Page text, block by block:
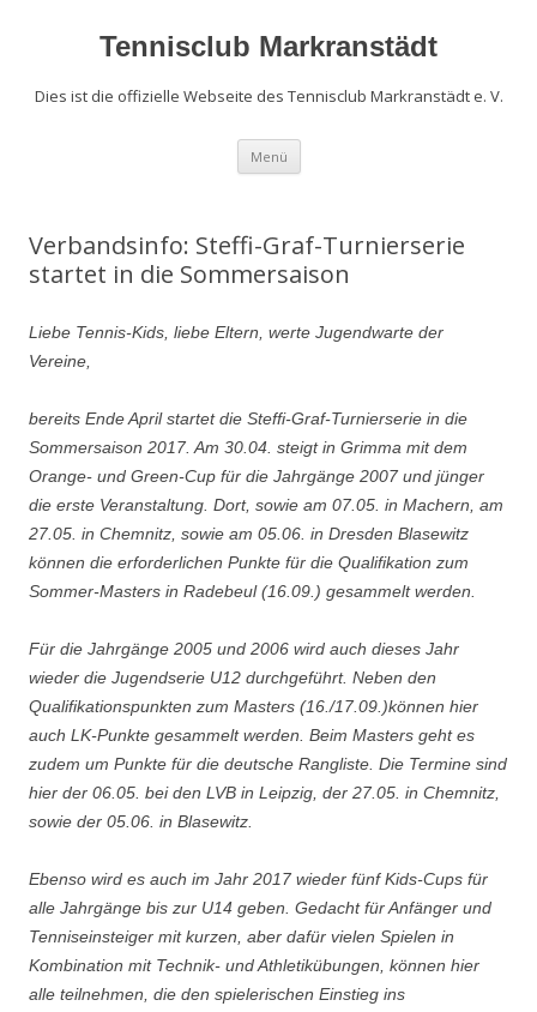
Tennisclub Markranstädt
Dies ist die offizielle Webseite des Tennisclub Markranstädt e. V.
Menü
Verbandsinfo: Steffi-Graf-Turnierserie
startet in die Sommersaison
Liebe Tennis-Kids, liebe Eltern, werte Jugendwarte der
Vereine,
bereits Ende April startet die Steffi-Graf-Turnierserie in die
Sommersaison 2017. Am 30.04. steigt in Grimma mit dem
Orange- und Green-Cup für die Jahrgänge 2007 und jünger
die erste Veranstaltung. Dort, sowie am 07.05. in Machern, am
27.05. in Chemnitz, sowie am 05.06. in Dresden Blasewitz
können die erforderlichen Punkte für die Qualifikation zum
Sommer-Masters in Radebeul (16.09.) gesammelt werden.
Für die Jahrgänge 2005 und 2006 wird auch dieses Jahr
wieder die Jugendserie U12 durchgeführt. Neben den
Qualifikationspunkten zum Masters (16./17.09.)können hier
auch LK-Punkte gesammelt werden. Beim Masters geht es
zudem um Punkte für die deutsche Rangliste. Die Termine sind
hier der 06.05. bei den LVB in Leipzig, der 27.05. in Chemnitz,
sowie der 05.06. in Blasewitz.
Ebenso wird es auch im Jahr 2017 wieder fünf Kids-Cups für
alle Jahrgänge bis zur U14 geben. Gedacht für Anfänger und
Tenniseinsteiger mit kurzen, aber dafür vielen Spielen in
Kombination mit Technik- und Athletikübungen, können hier
alle teilnehmen, die den spielerischen Einstieg ins